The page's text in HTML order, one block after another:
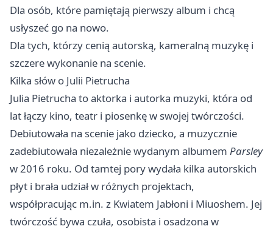
Dla osób, które pamiętają pierwszy album i chcą
usłyszeć go na nowo.
Dla tych, którzy cenią autorską, kameralną muzykę i
szczere wykonanie na scenie.
Kilka słów o Julii Pietrucha
Julia Pietrucha to aktorka i autorka muzyki, która od
lat łączy kino, teatr i piosenkę w swojej twórczości.
Debiutowała na scenie jako dziecko, a muzycznie
zadebiutowała niezależnie wydanym albumem Parsley
w 2016 roku. Od tamtej pory wydała kilka autorskich
płyt i brała udział w różnych projektach,
współpracując m.in. z Kwiatem Jabłoni i Miuoshem. Jej
twórczość bywa czuła, osobista i osadzona w